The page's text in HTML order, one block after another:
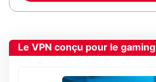
Le VPN conçu pour le gaming